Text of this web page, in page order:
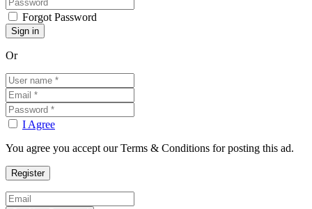
Forgot Password
Or
I Agree
You agree you accept our Terms & Conditions for posting this ad.